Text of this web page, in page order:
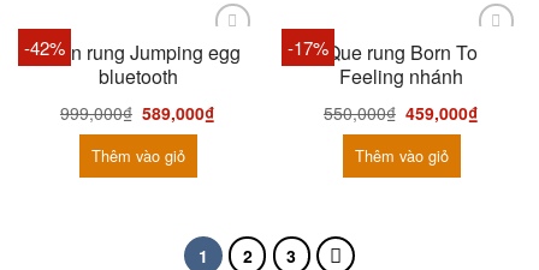
-42%
Quần rung Jumping egg
bluetooth
999,000₫ 589,000₫
Thêm vào giỏ
-17%Que rung Born To
Feeling nhánh
550,000₫ 459,000₫
Thêm vào giỏ
1 2 3